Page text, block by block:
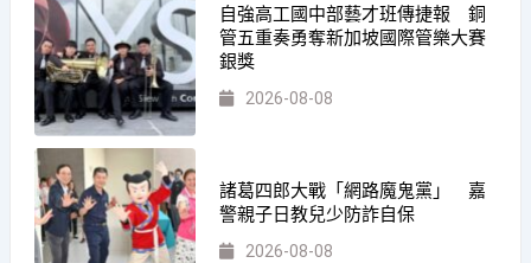
自強高工國中部藝才班傳捷報 銅
管五重奏勇奪新加坡國際管樂大賽
銀獎
2026-08-08
諸葛四郎大戰「網路魔鬼黨」 嘉
警親子日教兒少防詐自保
2026-08-08